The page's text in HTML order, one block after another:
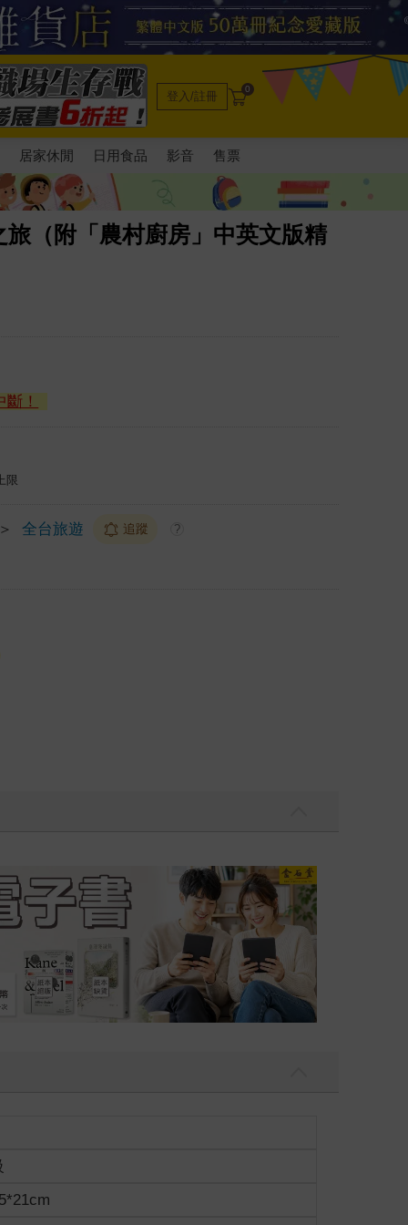
登入/註冊 0
居家休閒 日用食品 影音 售票
（附「農村廚房」中英文版精
！
限
全台旅遊 追蹤 ?